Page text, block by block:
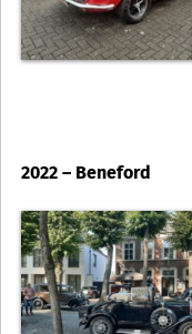
2022 – Beneford